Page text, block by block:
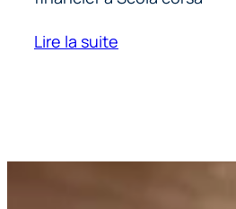
Lire la suite